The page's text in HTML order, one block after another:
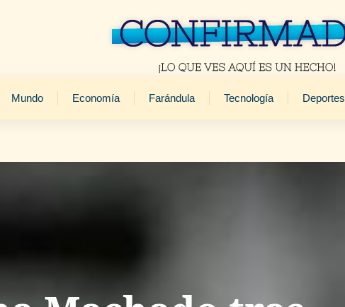
Mundo Economía Farándula Tecnología Deportes